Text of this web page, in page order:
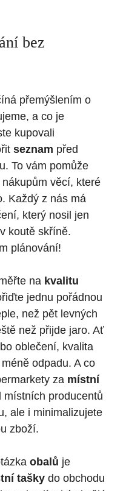
bez
přemýšlením o
a co je
kupovali
seznam před
To vám pomůže
věcí, které
Každý z nás má
který nosil jen
koutě skříně.
plánování!
na kvalitu
jednu pořádnou
než pět levných
než přijde jaro. Ať
oblečení, kvalita
odpadu. A co
za místní
místních producentů
ale i minimalizujete
zboží.
obalů je
tašky do obchodu